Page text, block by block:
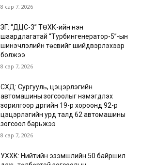
8 сар 7, 2026
ЗГ: “ДЦС-3” ТӨХК-ийн нэн
шаардлагатай “Турбингенератор-5”-ын
шинэчлэлийн төсвийг шийдвэрлэхээр
болжээ
8 сар 7, 2026
СХД: Сургууль, цэцэрлэгийн
автомашины зогсоолыг нэмэгдүүлэх
зорилгоор дүүргийн 19-р хороонд 92-р
цэцэрлэгийн урд талд 62 автомашины
зогсоол барьжээ
8 сар 7, 2026
УХХК: Нийтийн эзэмшлийн 50 байршил